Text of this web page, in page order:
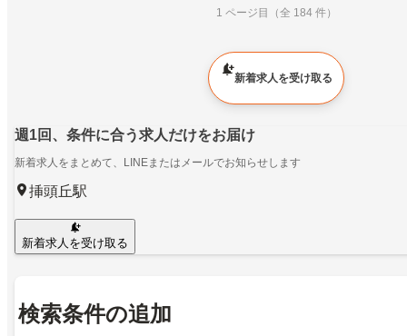
1 ページ目（全 184 件）
新着求人を受け取る
週1回、条件に合う求人だけをお届け
新着求人をまとめて、LINEまたはメールでお知らせします
挿頭丘駅
新着求人を受け取る
検索条件の追加